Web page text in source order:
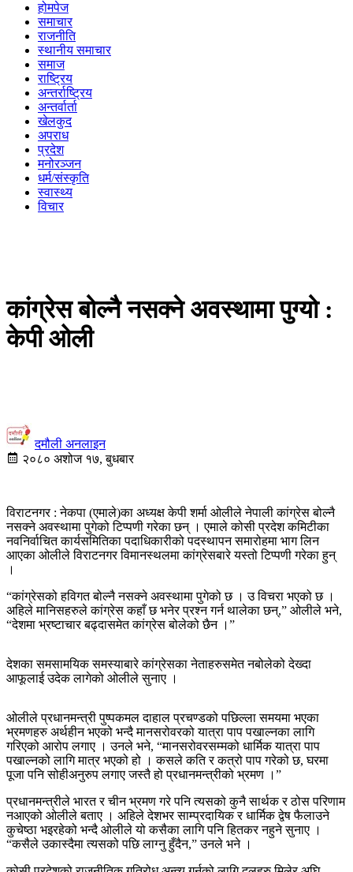
होमपेज
समाचार
राजनीति
स्थानीय समाचार
समाज
राष्ट्रिय
अन्तर्राष्ट्रिय
अन्तर्वार्ता
खेलकुद
अपराध
प्रदेश
मनोरञ्जन
धर्म/संस्कृति
स्वास्थ्य
विचार
कांग्रेस बोल्नै नसक्ने अवस्थामा पुग्यो :
केपी ओली
दमौली अनलाइन
२०८० अशोज १७, बुधबार
विराटनगर : नेकपा (एमाले)का अध्यक्ष केपी शर्मा ओलीले नेपाली कांग्रेस बोल्नै
नसक्ने अवस्थामा पुगेको टिप्पणी गरेका छन् । एमाले कोसी प्रदेश कमिटीका
नवनिर्वाचित कार्यसमितिका पदाधिकारीको पदस्थापन समारोहमा भाग लिन
आएका ओलीले विराटनगर विमानस्थलमा कांग्रेसबारे यस्तो टिप्पणी गरेका हुन्
।
“कांग्रेसको हविगत बोल्नै नसक्ने अवस्थामा पुगेको छ । उ विचरा भएको छ ।
अहिले मानिसहरुले कांग्रेस कहाँ छ भनेर प्रश्न गर्न थालेका छन्,” ओलीले भने,
“देशमा भ्रष्टाचार बढ्दासमेत कांग्रेस बोलेको छैन ।”
देशका समसामयिक समस्याबारे कांग्रेसका नेताहरुसमेत नबोलेको देख्दा
आफूलाई उदेक लागेको ओलीले सुनाए ।
ओलीले प्रधानमन्त्री पुष्पकमल दाहाल प्रचण्डको पछिल्ला समयमा भएका
भ्रमणहरु अर्थहीन भएको भन्दै मानसरोवरको यात्रा पाप पखाल्नका लागि
गरिएको आरोप लगाए । उनले भने, “मानसरोवरसम्मको धार्मिक यात्रा पाप
पखाल्नको लागि मात्र भएको हो । कसले कति र कत्रो पाप गरेको छ, घरमा
पूजा पनि सोहीअनुरुप लगाए जस्तै हो प्रधानमन्त्रीको भ्रमण ।”
प्रधानमन्त्रीले भारत र चीन भ्रमण गरे पनि त्यसको कुनै सार्थक र ठोस परिणाम
नआएको ओलीले बताए । अहिले देशभर साम्प्रदायिक र धार्मिक द्वेष फैलाउने
कुचेष्ठा भइरहेको भन्दै ओलीले यो कसैका लागि पनि हितकर नहुने सुनाए ।
“कसैले उकास्दैमा त्यसको पछि लाग्नु हुँदैन,” उनले भने ।